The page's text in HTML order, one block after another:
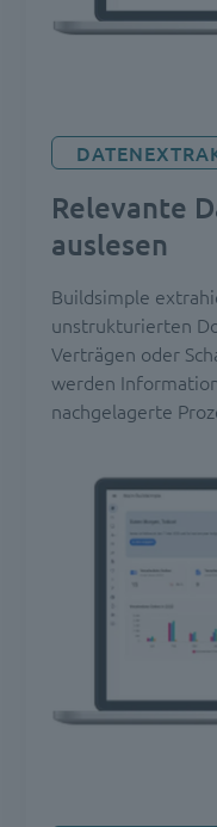
Relevante
auslesen
Buildsimple
unstrukturierten
Verträgen oder
werden
nachgelagerte